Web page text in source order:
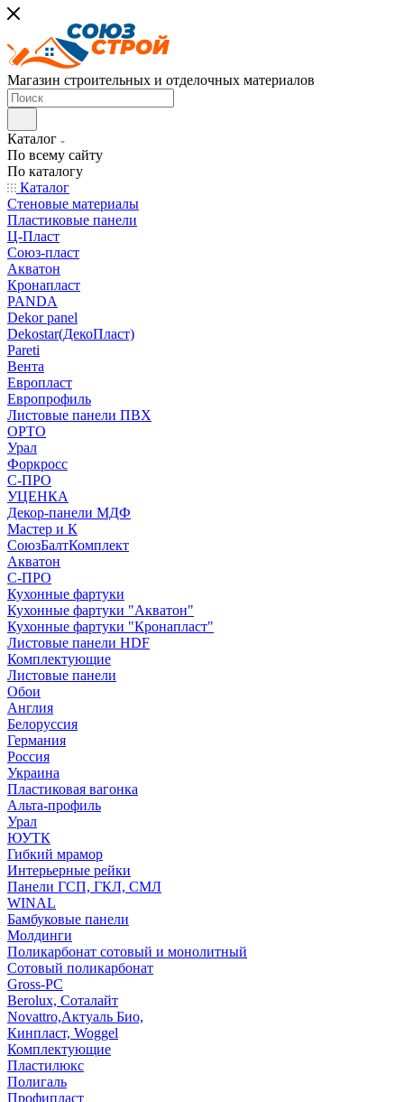
Магазин строительных и отделочных материалов
Каталог
По всему сайту
По каталогу
Каталог
Стеновые материалы
Пластиковые панели
Ц-Пласт
Союз-пласт
Акватон
Кронапласт
PANDA
Dekor panel
Dekostar(ДекоПласт)
Pareti
Вента
Европласт
Европрофиль
Листовые панели ПВХ
ОРТО
Урал
Форкросс
С-ПРО
УЦЕНКА
Декор-панели МДФ
Мастер и К
СоюзБалтКомплект
Акватон
С-ПРО
Кухонные фартуки
Кухонные фартуки "Акватон"
Кухонные фартуки "Кронапласт"
Листовые панели HDF
Комплектующие
Листовые панели
Обои
Англия
Белоруссия
Германия
Россия
Украина
Пластиковая вагонка
Альта-профиль
Урал
ЮУТК
Гибкий мрамор
Интерьерные рейки
Панели ГСП, ГКЛ, СМЛ
WINAL
Бамбуковые панели
Молдинги
Поликарбонат сотовый и монолитный
Сотовый поликарбонат
Gross-PC
Berolux, Соталайт
Novattro,Актуаль Био,
Кинпласт, Woggel
Комплектующие
Пластилюкс
Полигаль
Профипласт